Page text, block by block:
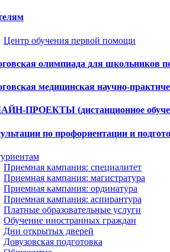
Центр обучения первой помощи
олимпиада для школьников
медицинская научно-
ПРОЕКТЫ (дистанционное
по профориентации и
Приемная кампания: специалитет
Приемная кампания: магистратура
Приемная кампания: ординатура
Приемная кампания: аспирантура
Платные образовательные услуги
Обучение иностранных граждан
Дни открытых дверей
Довузовская подготовка